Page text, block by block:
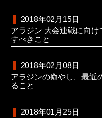
2018年02月15日
アラジン 大会連戦に向
すべきこと
2018年02月08日
アラジンの癒やし。最近
ること
2018年01月25日